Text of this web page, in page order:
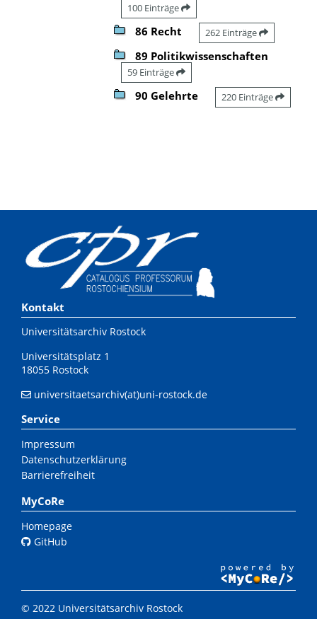
100 Einträge
86 Recht 262 Einträge
89 Politikwissenschaften
59 Einträge
90 Gelehrte 220 Einträge
Kontakt
Universitätsarchiv Rostock
Universitätsplatz 1
18055 Rostock
universitaetsarchiv(at)uni-rostock.de
Service
Impressum
Datenschutzerklärung
Barrierefreiheit
MyCoRe
Homepage
GitHub
© 2022 Universitätsarchiv Rostock